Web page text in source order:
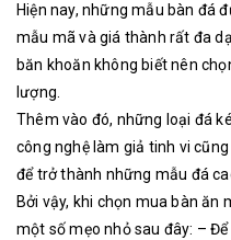
Hiện nay, những mẫu bàn đá
mẫu mã và giá thành rất đa
băn khoăn không biết nên
lượng.
Thêm vào đó, những loại đá
công nghệ làm giả tinh vi
để trở thành những mẫu đá
Bởi vậy, khi chọn mua bàn ăn
một số mẹo nhỏ sau đây: –